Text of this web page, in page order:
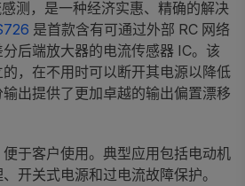
测，是一种经济实惠、精确的解决
是首款含有可通过外部 RC 网络
后端放大器的电流传感器 IC。该
，在不用时可以断开其电源以降低
出提供了更加卓越的输出偏置漂移
于客户使用。典型应用包括电动机
开关式电源和过电流故障保护。